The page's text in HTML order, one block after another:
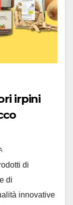
di
di
innovative